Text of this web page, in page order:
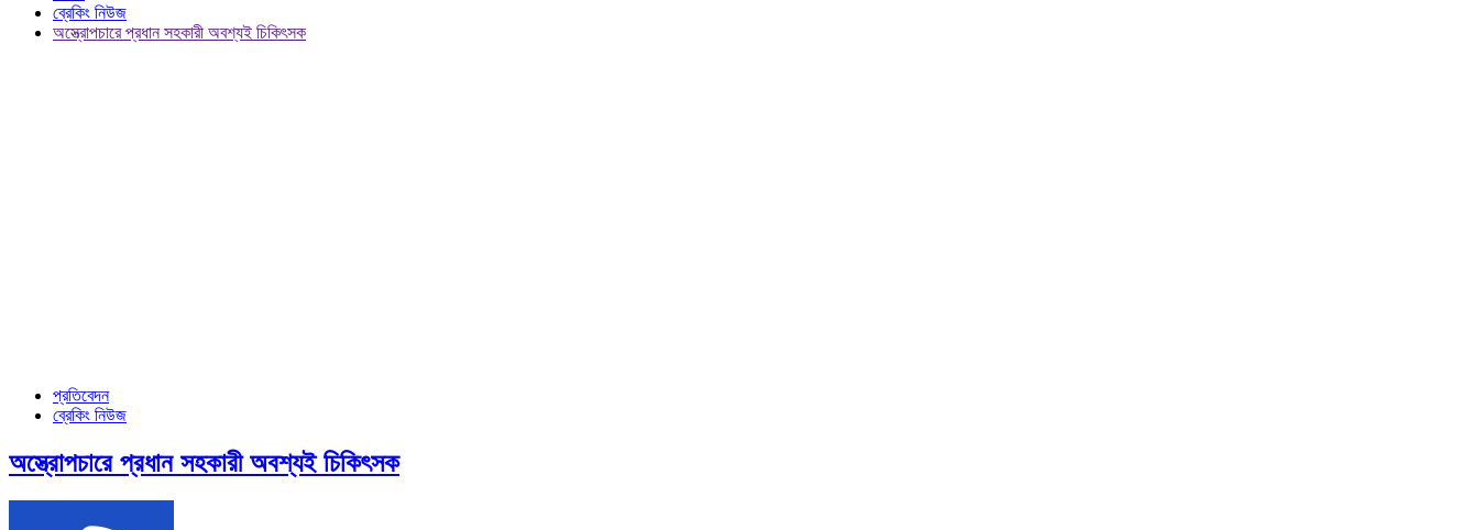
ব্রেকিং নিউজ
অস্ত্রোপচারে প্রধান সহকারী অবশ্যই চিকিৎসক
প্রতিবেদন
ব্রেকিং নিউজ
অস্ত্রোপচারে প্রধান সহকারী অবশ্যই চিকিৎসক